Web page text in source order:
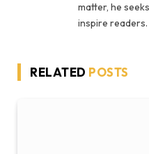
matter, he
inspire readers.
RELATED POSTS